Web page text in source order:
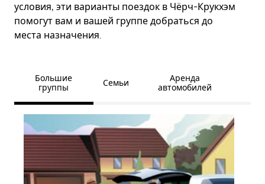
условия, эти варианты поездок в Чёрч-Крукхэм
помогут вам и вашей группе добраться до
места назначения.
Большие
группы
Семьи
Аренда
автомобилей